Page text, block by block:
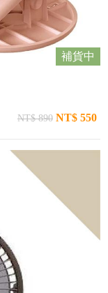
補貨中
NT$ 890 NT$ 550